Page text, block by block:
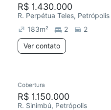
R$ 1.430.000
R. Perpétua Teles, Petrópolis
183m² 2
2
Ver contato
Cobertura
R$ 1.150.000
R. Sinimbú, Petrópolis